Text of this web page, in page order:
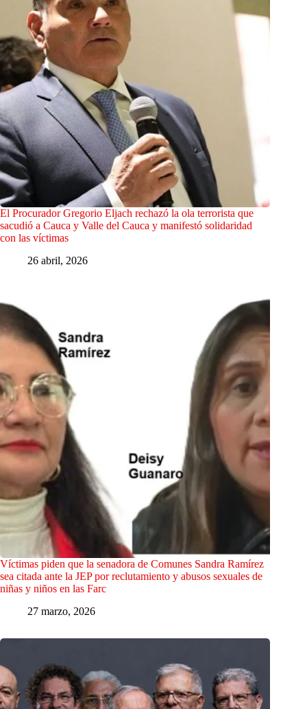
El Procurador Gregorio Eljach rechazó la ola terrorista que
sacudió a Cauca y Valle del Cauca y manifestó solidaridad
con las víctimas
26 abril, 2026
Víctimas piden que la senadora de Comunes Sandra Ramírez
sea citada ante la JEP por reclutamiento y abusos sexuales de
niñas y niños en las Farc
27 marzo, 2026